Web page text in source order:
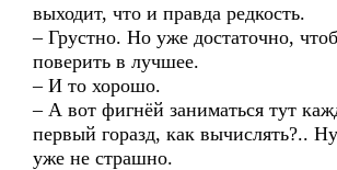
выходит, что и правда редкость.
– Грустно. Но уже достаточно,
поверить в лучшее.
– И то хорошо.
– А вот фигнёй заниматься тут
первый горазд, как вычислять?..
уже не страшно.